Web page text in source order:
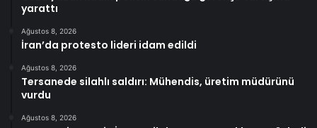
yarattı
Ağustos 8, 2026
İran’da protesto lideri idam edildi
Ağustos 8, 2026
Tersanede silahlı saldırı: Mühendis, üretim müdürünü
vurdu
Ağustos 8, 2026